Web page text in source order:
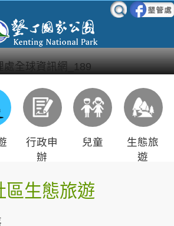
行政申
辦
兒童
生態旅
遊
區生態旅遊